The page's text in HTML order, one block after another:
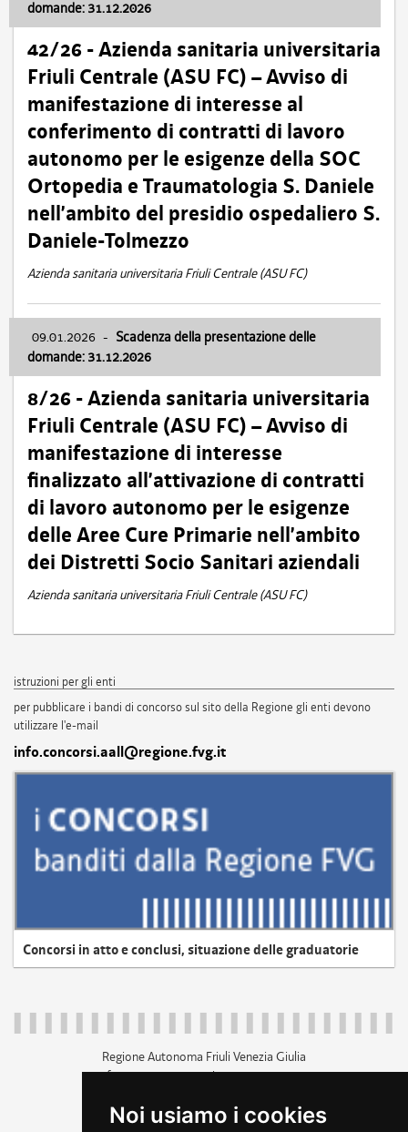
Noi usiamo i cookies
domande: 31.12.2026
42/26 - Azienda sanitaria universitaria
Friuli Centrale (ASU FC) – Avviso di
manifestazione di interesse al
conferimento di contratti di lavoro
autonomo per le esigenze della SOC
Ortopedia e Traumatologia S. Daniele
nell’ambito del presidio ospedaliero S.
Daniele-Tolmezzo
Azienda sanitaria universitaria Friuli Centrale (ASU FC)
09.01.2026 - Scadenza della presentazione delle
domande: 31.12.2026
8/26 - Azienda sanitaria universitaria
Friuli Centrale (ASU FC) – Avviso di
manifestazione di interesse
finalizzato all’attivazione di contratti
di lavoro autonomo per le esigenze
delle Aree Cure Primarie nell’ambito
dei Distretti Socio Sanitari aziendali
Azienda sanitaria universitaria Friuli Centrale (ASU FC)
istruzioni per gli enti
per pubblicare i bandi di concorso sul sito della Regione gli enti devono
utilizzare l'e-mail
info.concorsi.aall@regione.fvg.it
Concorsi in atto e conclusi, situazione delle graduatorie
Regione Autonoma Friuli Venezia Giulia
c.f. 80014930327; p.iva 00526040324
+39 040 3771111